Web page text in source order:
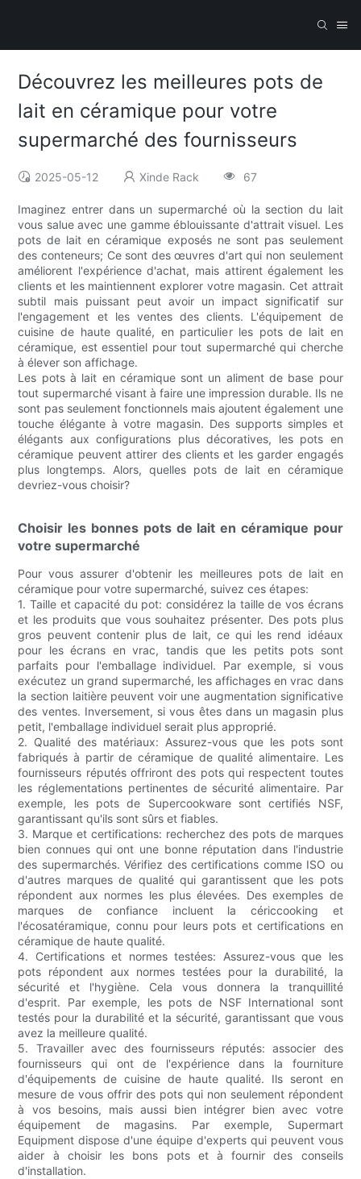
Découvrez les meilleures pots de
lait en céramique pour votre
supermarché des fournisseurs
2025-05-12 Xinde Rack 67
Imaginez entrer dans un supermarché où la section du lait
vous salue avec une gamme éblouissante d'attrait visuel. Les
pots de lait en céramique exposés ne sont pas seulement
des conteneurs; Ce sont des œuvres d'art qui non seulement
améliorent l'expérience d'achat, mais attirent également les
clients et les maintiennent explorer votre magasin. Cet attrait
subtil mais puissant peut avoir un impact significatif sur
l'engagement et les ventes des clients. L'équipement de
cuisine de haute qualité, en particulier les pots de lait en
céramique, est essentiel pour tout supermarché qui cherche
à élever son affichage.
Les pots à lait en céramique sont un aliment de base pour
tout supermarché visant à faire une impression durable. Ils ne
sont pas seulement fonctionnels mais ajoutent également une
touche élégante à votre magasin. Des supports simples et
élégants aux configurations plus décoratives, les pots en
céramique peuvent attirer des clients et les garder engagés
plus longtemps. Alors, quelles pots de lait en céramique
devriez-vous choisir?
Choisir les bonnes pots de lait en céramique pour
votre supermarché
Pour vous assurer d'obtenir les meilleures pots de lait en
céramique pour votre supermarché, suivez ces étapes:
1. Taille et capacité du pot: considérez la taille de vos écrans
et les produits que vous souhaitez présenter. Des pots plus
gros peuvent contenir plus de lait, ce qui les rend idéaux
pour les écrans en vrac, tandis que les petits pots sont
parfaits pour l'emballage individuel. Par exemple, si vous
exécutez un grand supermarché, les affichages en vrac dans
la section laitière peuvent voir une augmentation significative
des ventes. Inversement, si vous êtes dans un magasin plus
petit, l'emballage individuel serait plus approprié.
2. Qualité des matériaux: Assurez-vous que les pots sont
fabriqués à partir de céramique de qualité alimentaire. Les
fournisseurs réputés offriront des pots qui respectent toutes
les réglementations pertinentes de sécurité alimentaire. Par
exemple, les pots de Supercookware sont certifiés NSF,
garantissant qu'ils sont sûrs et fiables.
3. Marque et certifications: recherchez des pots de marques
bien connues qui ont une bonne réputation dans l'industrie
des supermarchés. Vérifiez des certifications comme ISO ou
d'autres marques de qualité qui garantissent que les pots
répondent aux normes les plus élevées. Des exemples de
marques de confiance incluent la cériccooking et
l'écosatéramique, connu pour leurs pots et certifications en
céramique de haute qualité.
4. Certifications et normes testées: Assurez-vous que les
pots répondent aux normes testées pour la durabilité, la
sécurité et l'hygiène. Cela vous donnera la tranquillité
d'esprit. Par exemple, les pots de NSF International sont
testés pour la durabilité et la sécurité, garantissant que vous
avez la meilleure qualité.
5. Travailler avec des fournisseurs réputés: associer des
fournisseurs qui ont de l'expérience dans la fourniture
d'équipements de cuisine de haute qualité. Ils seront en
mesure de vous offrir des pots qui non seulement répondent
à vos besoins, mais aussi bien intégrer bien avec votre
équipement de magasins. Par exemple, Supermart
Equipment dispose d'une équipe d'experts qui peuvent vous
aider à choisir les bons pots et à fournir des conseils
d'installation.